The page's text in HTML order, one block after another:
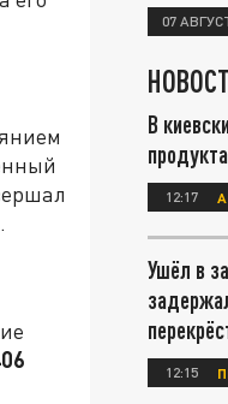
07
В
12:17
Ушёл в
12:15